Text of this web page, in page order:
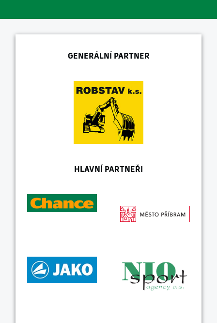
GENERÁLNÍ PARTNER
HLAVNÍ PARTNEŘI